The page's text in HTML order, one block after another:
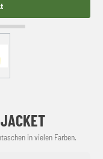
in vielen Farben.